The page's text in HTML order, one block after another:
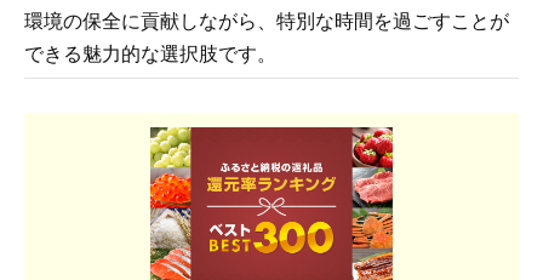
環境の保全に貢献しながら、特別な時間を過ごすことが
できる魅力的な選択肢です。